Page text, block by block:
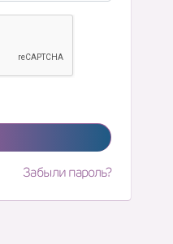
Забыли пароль?